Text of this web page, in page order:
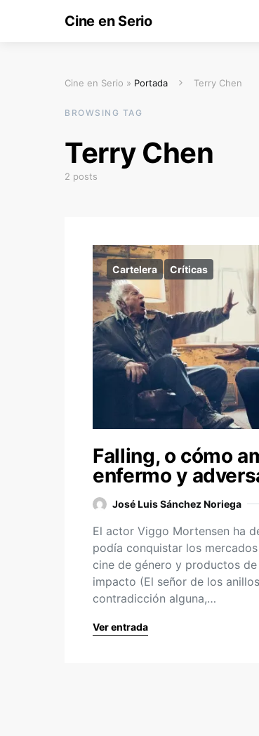
Cine en Serio
Cine en Serio » Portada Terry Chen
BROWSING TAG
Terry Chen
2 posts
Cartelera Críticas
Falling, o cómo
enfermo y
José Luis Sánchez Noriega
El actor Viggo Mortensen ha
podía conquistar los
cine de género y productos
impacto (El señor de los
contradicción alguna,…
Ver entrada